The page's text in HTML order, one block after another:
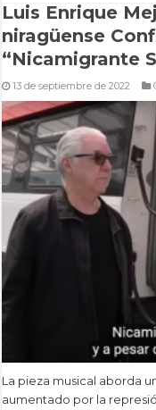
Luis Enrique
niragüense
“Nicamigrante
13 de septiembre de 2022
La pieza musical aborda
aumentado por la